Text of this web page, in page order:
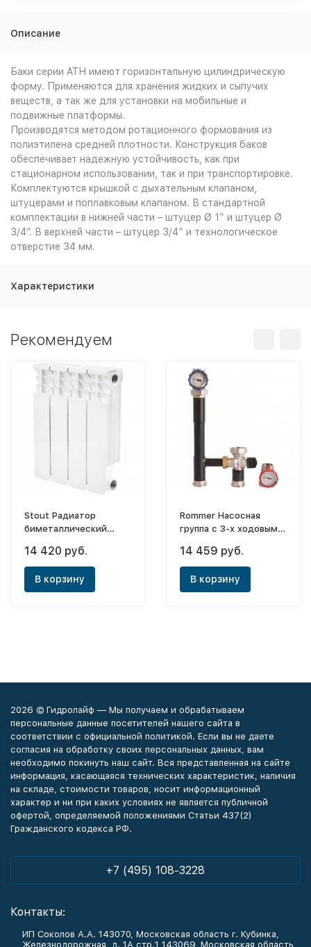
Описание
Баки серии ATH имеют горизонтальную цилиндрическую
форму. Применяются для хранения жидких и сыпучих
веществ, а так же для установки на мобильные и
подвижные платформы.
Производятся методом ротационного формования из
полиэтилена средней плотности. Конструкция баков
обеспечивает надежную устойчивость, как при
стационарном использовании, так и при транспортировке.
Комплектуются крышкой с дыхательным клапаном,
штуцерами и поплавковым клапаном. В стандартной
комплектации в нижней части – штуцер Ø 1” и штуцер Ø
3/4”. В верхней части – штуцер 3/4” и технологическое
отверстие 34 мм.
Характеристики
Рекомендуем
Stout Радиатор
биметаллический
(боковое)
14 420 руб.
В корзину
Rommer Насосная
группа с 3-х ходовым
смесителем 1" без
насоса
14 459 руб.
В корзину
2026 © Гидролайф — Мы получаем и обрабатываем
персональные данные посетителей нашего сайта в
соответствии с официальной политикой. Если вы не даете
согласия на обработку своих персональных данных, вам
необходимо покинуть наш сайт. Вся представленная на сайте
информация, касающаяся технических характеристик, наличия
на складе, стоимости товаров, носит информационный
характер и ни при каких условиях не является публичной
офертой, определяемой положениями Статьи 437(2)
Гражданского кодекса РФ.
+7 (495) 108-3228
Контакты:
ИП Соколов А.А. 143070, Московская область г. Кубинка,
Железнодорожная, д. 1А стр.1 143069, Московская область,